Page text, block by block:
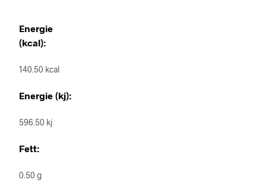
Energie
(kcal):
140.50 kcal
Energie (kj):
596.50 kj
Fett:
0.50 g